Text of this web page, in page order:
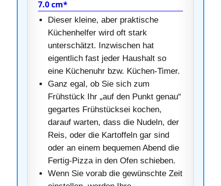
7.0 cm*
Dieser kleine, aber praktische
Küchenhelfer wird oft stark
unterschätzt. Inzwischen hat
eigentlich fast jeder Haushalt so
eine Küchenuhr bzw. Küchen-Timer.
Ganz egal, ob Sie sich zum
Frühstück Ihr „auf den Punkt genau“
gegartes Frühstücksei kochen,
darauf warten, dass die Nudeln, der
Reis, oder die Kartoffeln gar sind
oder an einem bequemen Abend die
Fertig-Pizza in den Ofen schieben.
Wenn Sie vorab die gewünschte Zeit